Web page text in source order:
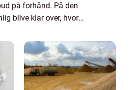
på forhånd. På den
blive klar over, hvor